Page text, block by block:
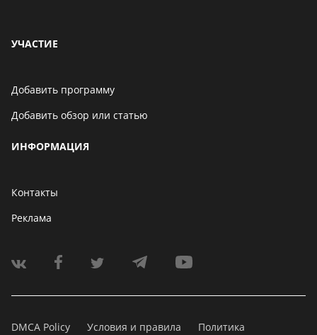
УЧАСТИЕ
Добавить программу
Добавить обзор или статью
ИНФОРМАЦИЯ
Контакты
Реклама
DMCA Policy Условия и правила Политика